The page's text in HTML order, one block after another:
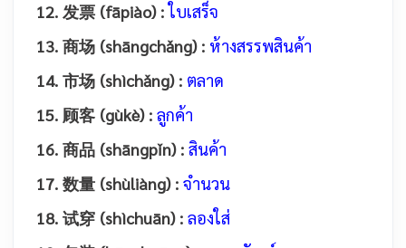
12. 发票 (fāpiào) : ใบเสร็จ
13. 商场 (shāngchǎng) : ห้างสรรพสินค้า
14. 市场 (shìchǎng) : ตลาด
15. 顾客 (gùkè) : ลูกค้า
16. 商品 (shāngpǐn) : สินค้า
17. 数量 (shùliàng) : จำนวน
18. 试穿 (shìchuān) : ลองใส่